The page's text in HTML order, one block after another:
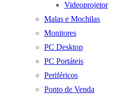
Videoprojetor
Malas e Mochilas
Monitores
PC Desktop
PC Portáteis
Periféricos
Ponto de Venda